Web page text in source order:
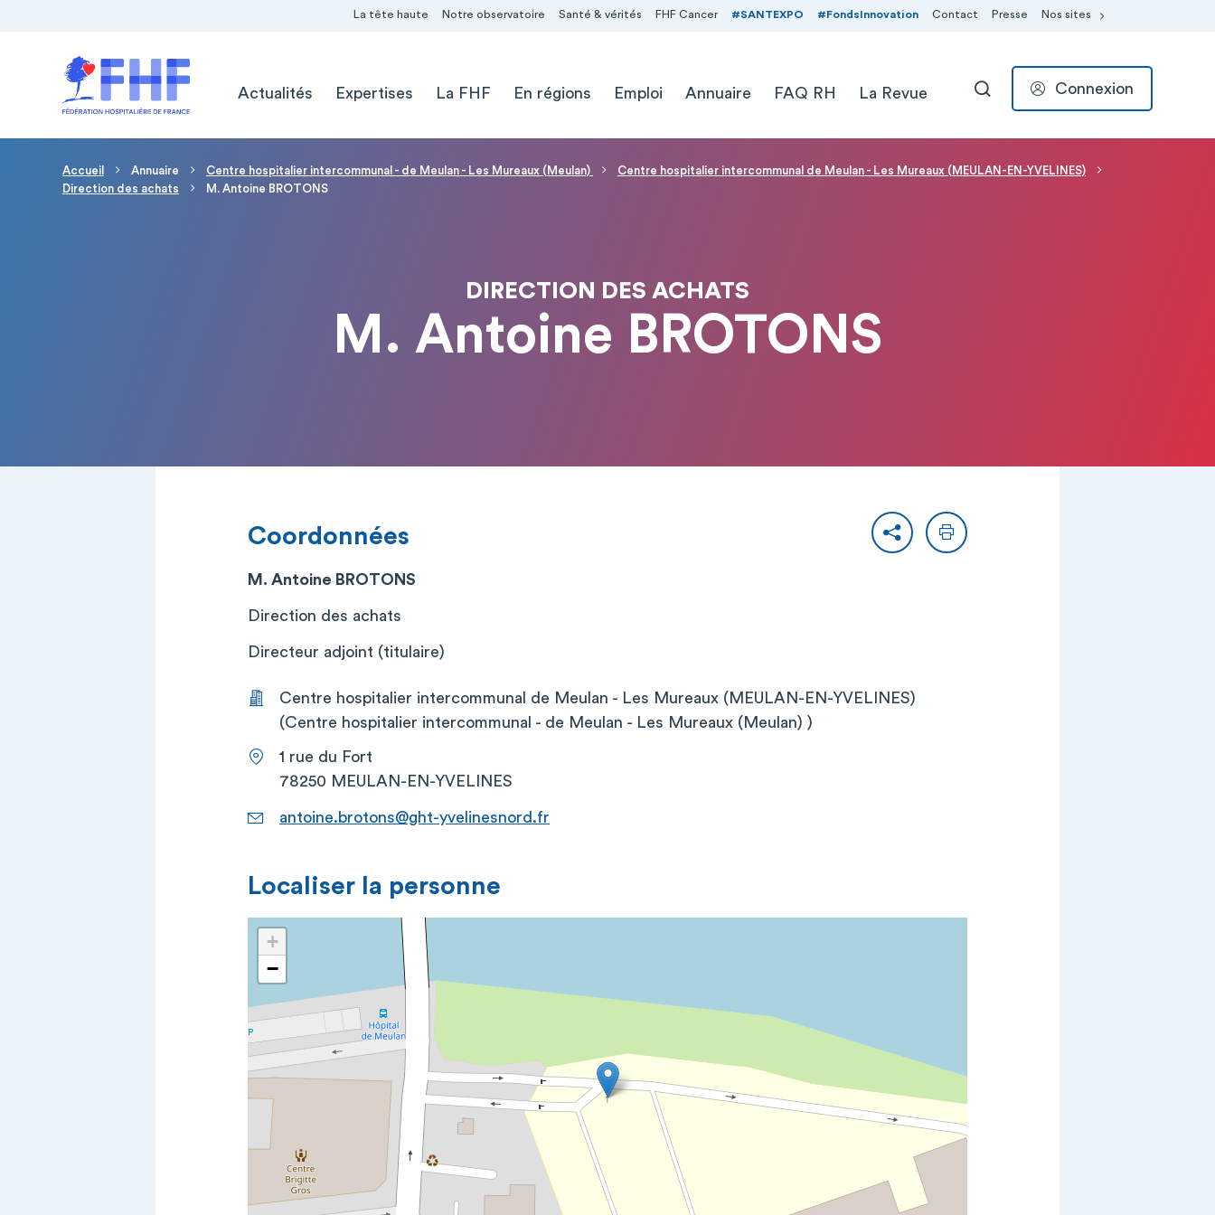
La tête haute Notre observatoire Santé & vérités FHF Cancer #SANTEXPO #FondsInnovation Contact Presse Nos sites
Actualités
Expertises La FHF En régions Emploi Annuaire FAQ RH La Revue RECHERCHER
Connexion
Fil d'Ariane
Accueil Annuaire Centre hospitalier intercommunal - de Meulan - Les Mureaux (Meulan)
Centre hospitalier intercommunal de Meulan - Les Mureaux (MEULAN-EN-YVELINES)
Direction des achats
M. Antoine BROTONS
DIRECTION DES ACHATS
M. Antoine BROTONS
PartagerImprimer
Coordonnées
M. Antoine BROTONS
Direction des achats
Directeur adjoint (titulaire)
Centre hospitalier intercommunal de Meulan - Les Mureaux (MEULAN-EN-YVELINES)
(Centre hospitalier intercommunal - de Meulan - Les Mureaux (Meulan) )
1 rue du Fort
78250 MEULAN-EN-YVELINES
antoine.brotons@ght-yvelinesnord.fr
Localiser la personne
+
−